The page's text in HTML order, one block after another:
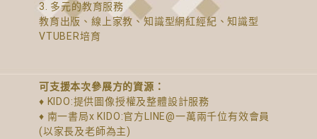
3. 多元的教育服務
教育出版、線上家教、知識型網紅經紀、知識型
VTUBER培育
可支援本次參展方的資源：
♦ KIDO:提供圖像授權及整體設計服務
♦ 南一書局x KIDO:官方LINE@一萬兩千位有效會員
(以家長及老師為主)